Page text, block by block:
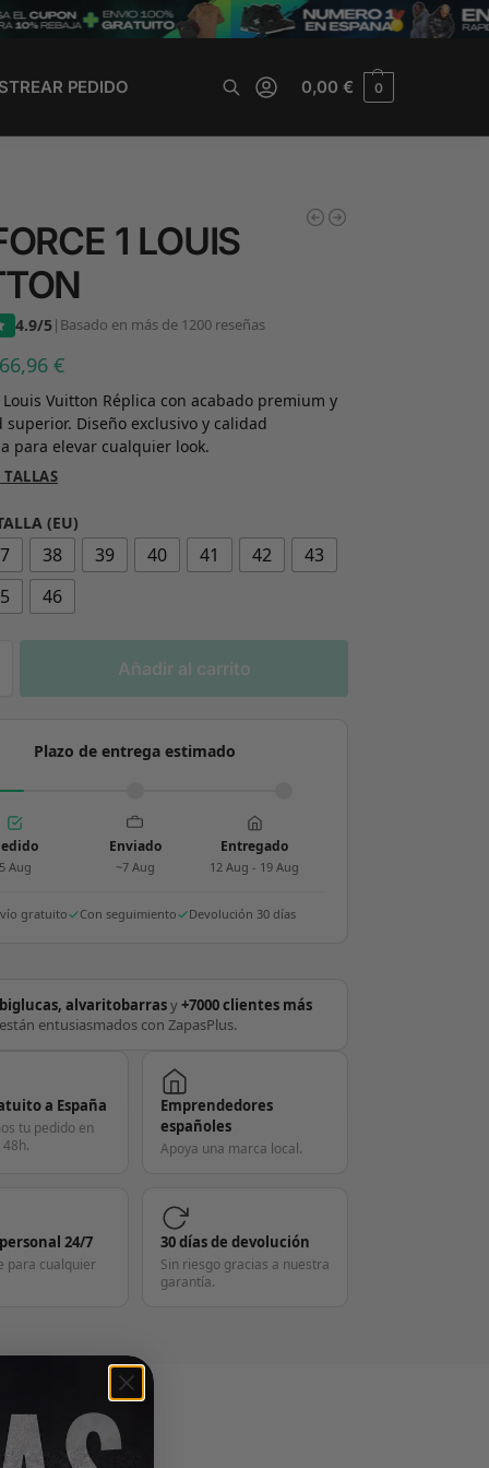
PEDIDO 0,00€ 0
1 LOUIS
4.9/5| Basado en más de 1200 reseñas
66,96€
Louis Vuitton Réplica con acabado premium y
superior. Diseño exclusivo y calidad
para elevar cualquier look.
(EU)
38 39 40 41 42
43
46
Añadir al carrito
Plazo de entrega estimado
Aug
Enviado
~7 Aug
Entregado
12 Aug - 19 Aug
gratuito Con seguimiento Devolución 30 días
biglucas, alvaritobarrasy+7000 clientes más
están entusiasmados con ZapasPlus.
a España
tu pedido en
Emprendedores
españoles
Apoya una marca local.
24/7
para cualquier
30 días de devolución
Sin riesgo gracias a nuestra
garantía.